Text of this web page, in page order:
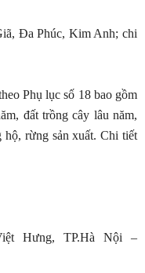
Đa Phúc, Kim Anh; chi
Phụ lục số 18 bao gồm
đất trồng cây lâu năm,
hộ, rừng sản xuất. Chi tiết
Hưng, TP.Hà Nội –